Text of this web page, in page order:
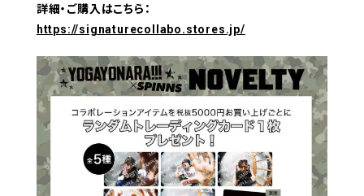
詳細・ご購入はこちら：
https://signaturecollabo.stores.jp/